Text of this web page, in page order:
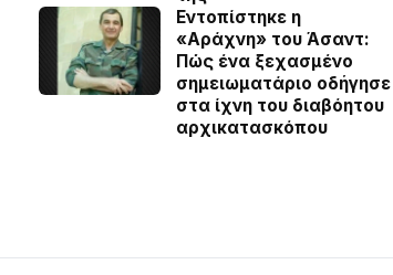
Εντοπίστηκε η
«Αράχνη» του Άσαντ:
Πώς ένα ξεχασμένο
σημειωματάριο οδήγησε
στα ίχνη του διαβόητου
αρχικατασκόπου